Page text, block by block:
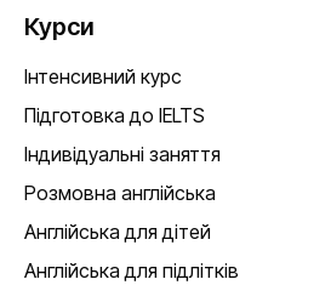
Курси
Інтенсивний курс
Підготовка до IELTS
Індивідуальні заняття
Розмовна англійська
Англійська для дітей
Англійська для підлітків